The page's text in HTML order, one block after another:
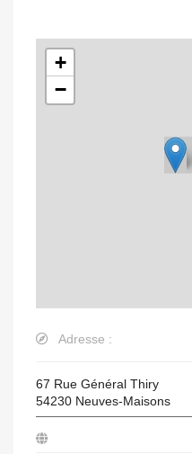
+
−
Adresse :
67 Rue Général Thiry
54230 Neuves-Maisons